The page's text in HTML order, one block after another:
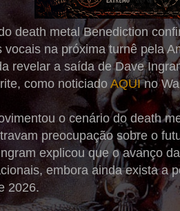
death metal Benediction
na próxima turnê pela
revelar a saída de Dave
como noticiado AQUIno
o cenário do death
preocupação sobre o
explicou que o avanço
embora ainda exista a
2026.